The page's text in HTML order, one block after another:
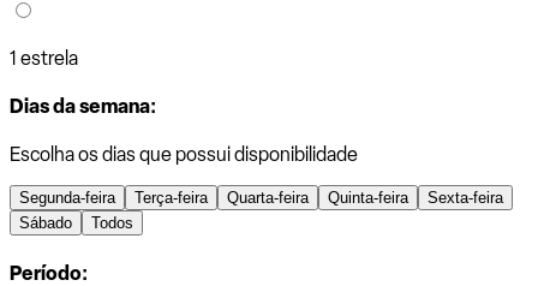
1 estrela
Dias da semana:
Escolha os dias que possui disponibilidade
Segunda-feira Terça-feira Quarta-feira Quinta-feira
Sexta-feira
Sábado
Todos
Período: